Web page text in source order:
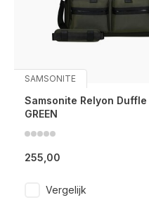
SAMSONITE
Samsonite Relyon Duffle
GREEN
255,00
Vergelijk